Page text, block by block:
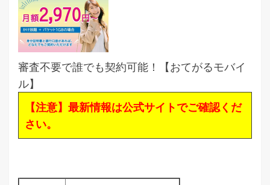
審査不要で誰でも契約可能！【おてがるモバイ
ル】
【注意】最新情報は公式サイトでご確認くだ
さい。